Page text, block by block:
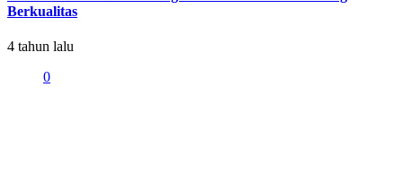
Berkualitas
4 tahun lalu
0